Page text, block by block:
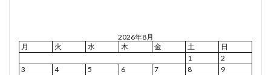
2026年8月
月
火 水 木 金 土
日
1
2
3
4 5 6 7 8
9